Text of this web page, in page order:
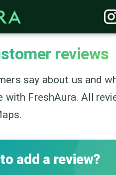
reviews
say about us and
with FreshAura. All
add a review?